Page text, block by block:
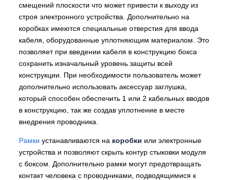
смещений плоскости что может привести к выходу из
строя электронного устройства. Дополнительно на
коробках имеются специальные отверстия для ввода
кабеля, оборудованные уплотняющим материалом. Это
позволяет при введении кабеля в конструкцию бокса
сохранить изначальный уровень защиты всей
конструкции. При необходимости пользователь может
дополнительно использовать аксессуар заглушка,
который способен обеспечить 1 или 2 кабельных вводов
в конструкцию, так же создав уплотнение в месте
внедрения проводника.
Рамки устанавливаются на коробки или электронные
устройства и позволяют скрыть контур стыковки модуля
с боксом. Дополнительно рамки могут предотвращать
контакт человека с проводниками, подводящимися к